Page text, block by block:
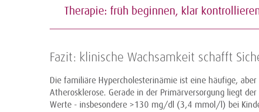
Therapie: früh beginnen, klar
Fazit: klinische Wachsamkeit schafft
Die familiäre Hypercholesterinämie ist eine häufige,
Atherosklerose. Gerade in der Primärversorgung liegt
Werte - insbesondere >130 mg/dl (3,4 mmol/l) bei